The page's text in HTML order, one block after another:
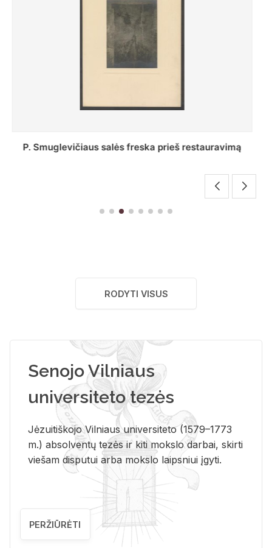
Stepono Batoro universiteto bibliotekos Profesorių
RODYTI VISUS
Senojo Vilniaus
universiteto tezės
Jėzuitiškojo Vilniaus universiteto (1579–1773
m.) absolventų tezės ir kiti mokslo darbai, skirti
viešam disputui arba mokslo laipsniui įgyti.
PERŽIŪRĖTI